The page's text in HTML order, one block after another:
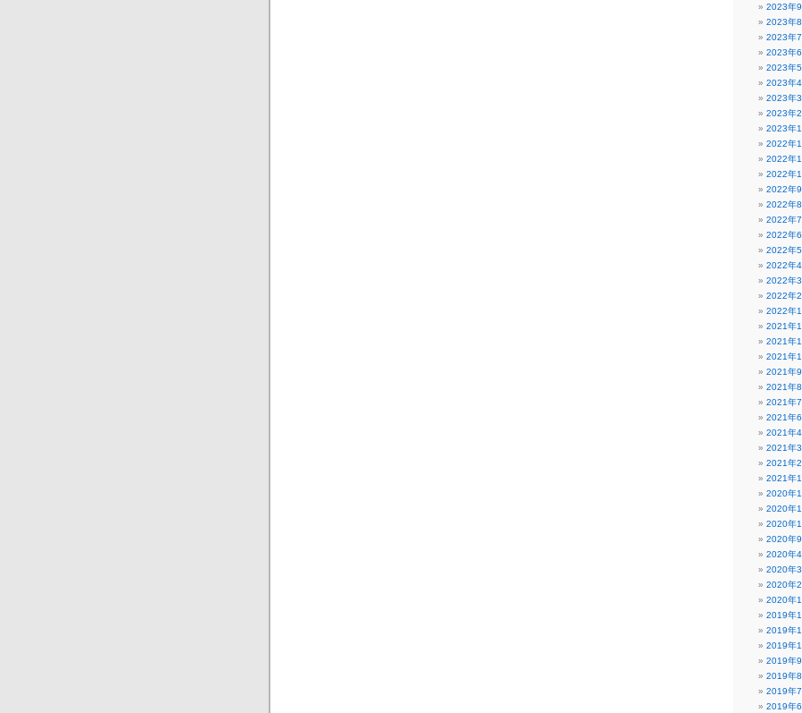
2023年9
2023年8
2023年7
2023年6
2023年5
2023年4
2023年3
2023年2
2023年1
2022年
2022年
2022年
2022年9
2022年8
2022年7
2022年6
2022年5
2022年4
2022年3
2022年2
2022年1
2021年
2021年
2021年
2021年9
2021年8
2021年7
2021年6
2021年4
2021年3
2021年2
2021年1
2020年
2020年
2020年
2020年9
2020年4
2020年3
2020年2
2020年1
2019年
2019年
2019年
2019年9
2019年8
2019年7
2019年6